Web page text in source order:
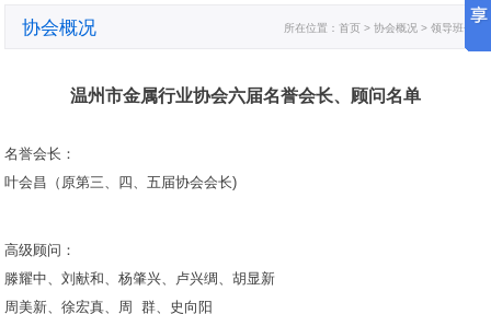
所在位置： 首页> 协会概况 > 领导班子
协会概况
温州市金属行业协会六届名誉会长、顾问名单
名誉会长：
叶会昌（原第三、四、五届协会会长)
高级顾问：
滕耀中、刘献和、杨肇兴、卢兴绸、胡显新
周美新、徐宏真、周 群、史向阳